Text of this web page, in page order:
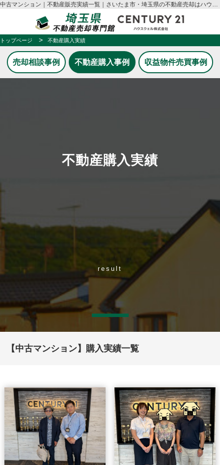
中古マンション｜不動産販売実績一覧｜さいたま市・埼玉県の不動産売却はハウスウェル
トップページ 不動産購入実績
売却相談事例 不動産購入事例 収益物件売買事例
不動産購入実績
result
【中古マンション】購入実績一覧